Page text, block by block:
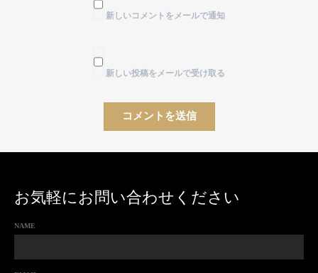
新しいコメントをメールで通知
新しい投稿をメールで受け取る
お気軽にお問い合わせください
NAME